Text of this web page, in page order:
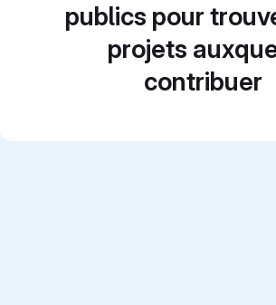
publics pour
projets
contribuer